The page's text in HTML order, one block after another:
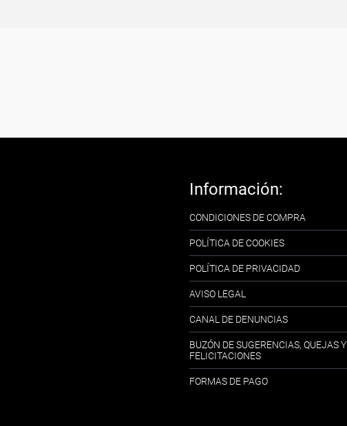
Información:
CONDICIONES DE COMPRA
POLÍTICA DE COOKIES
POLÍTICA DE PRIVACIDAD
AVISO LEGAL
CANAL DE DENUNCIAS
BUZÓN DE SUGERENCIAS, QUEJAS Y
FELICITACIONES
FORMAS DE PAGO